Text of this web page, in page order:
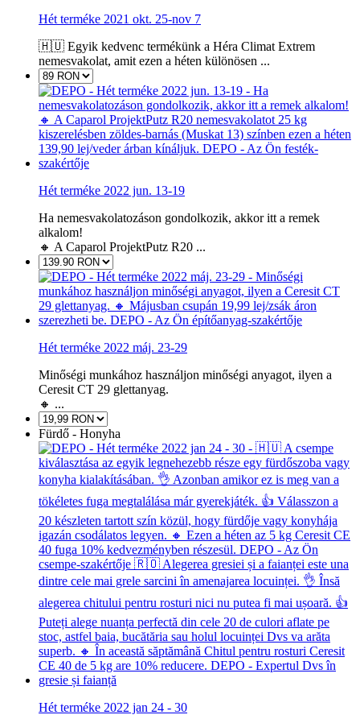
Hét terméke 2021 okt. 25-nov 7
🇭🇺 Egyik kedvenc termékünk a Héra Climat Extrem
nemesvakolat, amit ezen a héten különösen ...
Hét terméke 2022 jun. 13-19
Ha nemesvakolatozáson gondolkozik, akkor itt a remek
alkalom!
🔸 A Caparol ProjektPutz R20 ...
Hét terméke 2022 máj. 23-29
Minőségi munkához használjon minőségi anyagot, ilyen a
Ceresit CT 29 glettanyag.
🔸 ...
Fürdő - Honyha
Hét terméke 2022 jan 24 - 30